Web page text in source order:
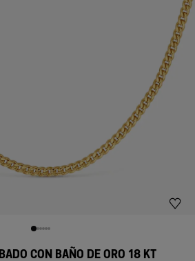
CON BAÑO DE ORO 18 KT